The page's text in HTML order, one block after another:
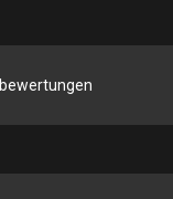
bewertungen